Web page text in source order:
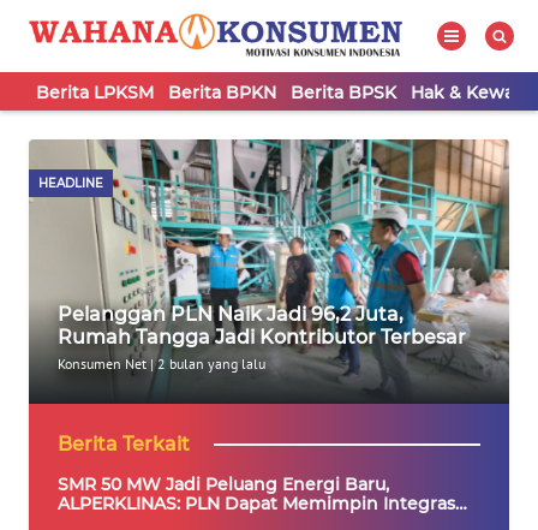
Berita LPKSM Berita BPKN Berita BPSK Hak &
HEADLINE
Pelanggan PLN Naik Jadi 96,2 Juta,
Rumah Tangga Jadi Kontributor Terbesar
Konsumen Net|2 bulan yang lalu
Berita Terkait
SMR 50 MW Jadi Peluang Energi Baru,
ALPERKLINAS: PLN Dapat Memimpin Integrasi
Tutup
BERITA
BPKN
BPSK
HAK &